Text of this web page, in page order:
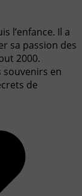
l’enfance. Il a
sa passion des
2000.
souvenirs en
de